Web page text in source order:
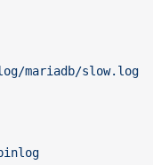
mariadb/slow.log